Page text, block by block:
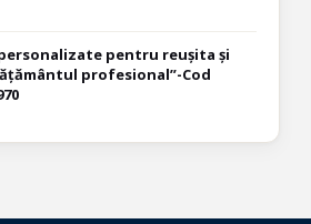
personalizate pentru reușita și
profesional”-Cod